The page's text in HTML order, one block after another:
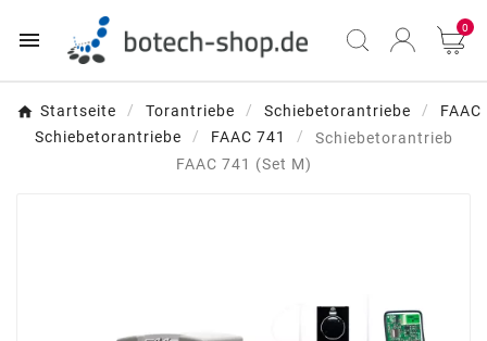
 0
Startseite Torantriebe Schiebetorantriebe
FAAC
Schiebetorantriebe
FAAC 741
Schiebetorantrieb
FAAC 741 (Set M)